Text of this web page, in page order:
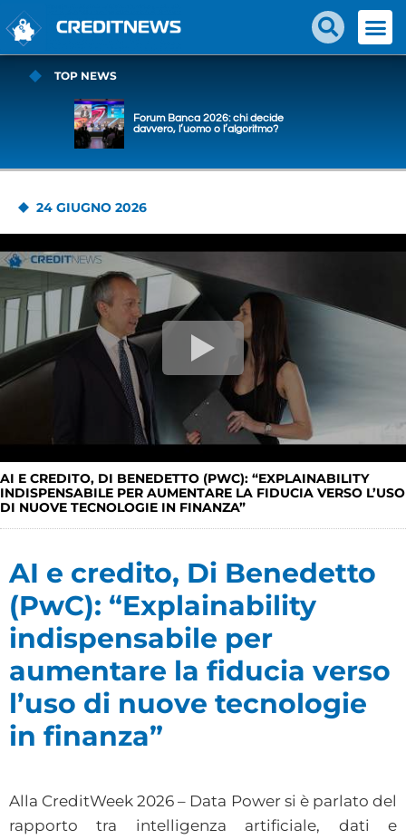
TOP NEWS
Forum Banca 2026: chi decide
davvero, l’uomo o l’algoritmo?
24 GIUGNO 2026
AI E CREDITO, DI BENEDETTO (PWC): “EXPLAINABILITY
INDISPENSABILE PER AUMENTARE LA FIDUCIA VERSO L’USO
DI NUOVE TECNOLOGIE IN FINANZA”
AI e credito, Di Benedetto
(PwC): “Explainability
indispensabile per
aumentare la fiducia verso
l’uso di nuove tecnologie
in finanza”
Alla CreditWeek 2026 – Data Power si è parlato del
rapporto tra intelligenza artificiale, dati e